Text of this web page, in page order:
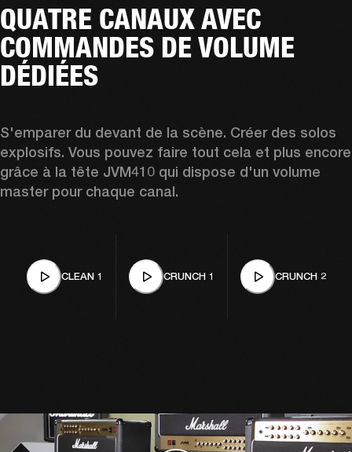
QUATRE CANAUX AVEC
COMMANDES DE VOLUME
DÉDIÉES
S'emparer du devant de la scène. Créer des solos
explosifs. Vous pouvez faire tout cela et plus encore
grâce à la tête JVM410 qui dispose d'un volume
master pour chaque canal.
CLEAN 1 CRUNCH 1 CRUNCH 2